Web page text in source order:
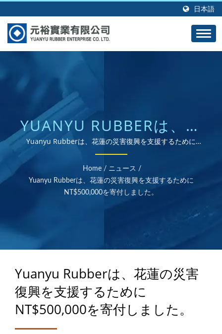
日本語
YUANYU RUBBERは、花
蓮の災害復興を支援する
ためにNT$500,000を寄
付しました。 | カスタム
ゴム製品メーカーとして
の40年以上の専門知識
Yuanyu Rubberは、花蓮の災害復興を支援するために
NT$500,000を寄付しました。 | ISOおよびRoHS認証のゴム
部品サプライヤー
Home / ニュース /
Yuanyu Rubberは、花蓮の災害復興を支援するために
NT$500,000を寄付しました。
Yuanyu Rubberは、花蓮の災害
復興を支援するために
NT$500,000を寄付しました。